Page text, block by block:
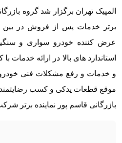
المپیک تهران برگزار شد گروه
عرض کننده خودرو سواری و
استاندارد های بالا در ارائه خدمات
و خدمات و رفع مشکلات فنی
موقع قطعات یدکی و کسب
بازرگانی قاسم پور نماینده برتر